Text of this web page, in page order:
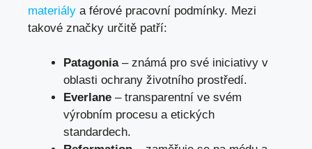
materiály a férové pracovní podmínky. Mezi
takové značky určitě patří:
Patagonia– známá pro své iniciativy v
oblasti ochrany životního prostředí.
Everlane – transparentní ve svém
výrobním procesu a etických
standardech.